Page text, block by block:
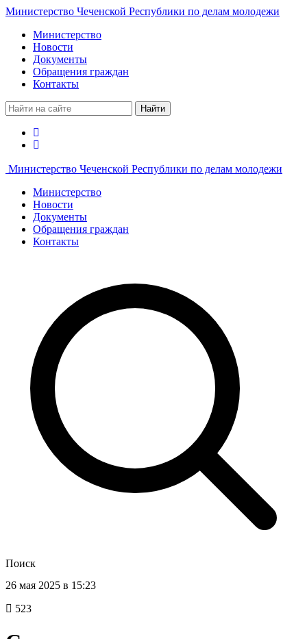
Министерство Чеченской Республики по делам молодежи
Министерство
Новости
Документы
Обращения граждан
Контакты
Найти
Министерство Чеченской Республики по делам молодежи
Министерство
Новости
Документы
Обращения граждан
Контакты
Поиск
26 мая 2025 в 15:23
523